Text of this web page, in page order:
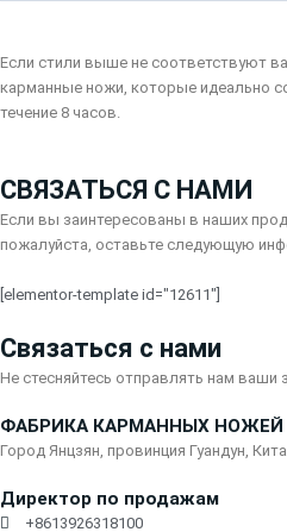
Если стили выше не соответствуют
карманные ножи, которые идеально
течение 8 часов.
СВЯЗАТЬСЯ С НАМИ
Если вы заинтересованы в наших
пожалуйста, оставьте следующую
[elementor-template id="12611"]
Связаться с нами
Не стесняйтесь отправлять нам
ФАБРИКА КАРМАННЫХ НОЖЕЙ
Город Янцзян, провинция Гуандун,
Директор по продажам
+8613926318100